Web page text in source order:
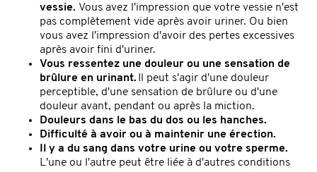
vessie. Vous avez l'impression que votre vessie n'est
pas complètement vide après avoir uriner. Ou bien
vous avez l'impression d'avoir des pertes excessives
après avoir fini d'uriner.
Vous ressentez une douleur ou une sensation de
brûlure en urinant. Il peut s'agir d'une douleur
perceptible, d'une sensation de brûlure ou d'une
douleur avant, pendant ou après la miction.
Douleurs dans le bas du dos ou les hanches.
Difficulté à avoir ou à maintenir une érection.
Il y a du sang dans votre urine ou votre sperme.
L'une ou l'autre peut être liée à d'autres conditions